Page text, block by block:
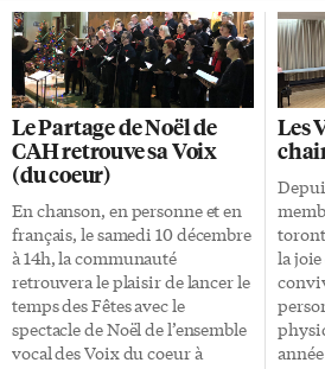
numéros, pour produire un
spectacle divertissant et haut en
couleurs, tour à tour émouvant
et humoristique. Accompagné
de ses six musiciens, l’ensemble
allie chant, danse et mises en
scène originales. L’ensemble
vocal à quatre voix mixtes,
constitué d’une trentaine de
choristes, se consacre depuis
maintenant 30 ans […]
Côté.
avec
[…]
Le Partage de Noël de
CAH retrouve sa Voix
(du coeur)
En chanson, en personne et en
français, le samedi 10 décembre
à 14h, la communauté
retrouvera le plaisir de lancer le
temps des Fêtes avec le
spectacle de Noël de l’ensemble
vocal des Voix du coeur à
Les
la